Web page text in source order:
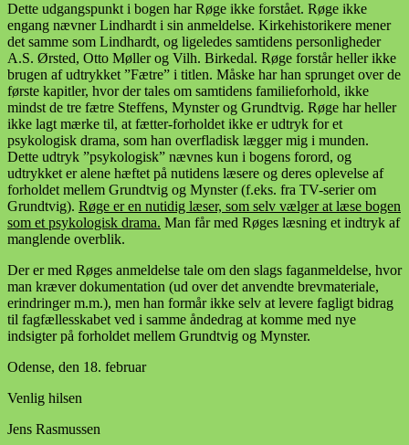
Dette udgangspunkt i bogen har Røge ikke forstået. Røge ikke
engang nævner Lindhardt i sin anmeldelse. Kirkehistorikere mener
det samme som Lindhardt, og ligeledes samtidens personligheder
A.S. Ørsted, Otto Møller og Vilh. Birkedal. Røge forstår heller ikke
brugen af udtrykket ”Fætre” i titlen. Måske har han sprunget over de
første kapitler, hvor der tales om samtidens familieforhold, ikke
mindst de tre fætre Steffens, Mynster og Grundtvig. Røge har heller
ikke lagt mærke til, at fætter-forholdet ikke er udtryk for et
psykologisk drama, som han overfladisk lægger mig i munden.
Dette udtryk ”psykologisk” nævnes kun i bogens forord, og
udtrykket er alene hæftet på nutidens læsere og deres oplevelse af
forholdet mellem Grundtvig og Mynster (f.eks. fra TV-serier om
Grundtvig). Røge er en nutidig læser, som selv vælger at læse bogen
som et psykologisk drama. Man får med Røges læsning et indtryk af
manglende overblik.
Der er med Røges anmeldelse tale om den slags faganmeldelse, hvor
man kræver dokumentation (ud over det anvendte brevmateriale,
erindringer m.m.), men han formår ikke selv at levere fagligt bidrag
til fagfællesskabet ved i samme åndedrag at komme med nye
indsigter på forholdet mellem Grundtvig og Mynster.
Odense, den 18. februar
Venlig hilsen
Jens Rasmussen